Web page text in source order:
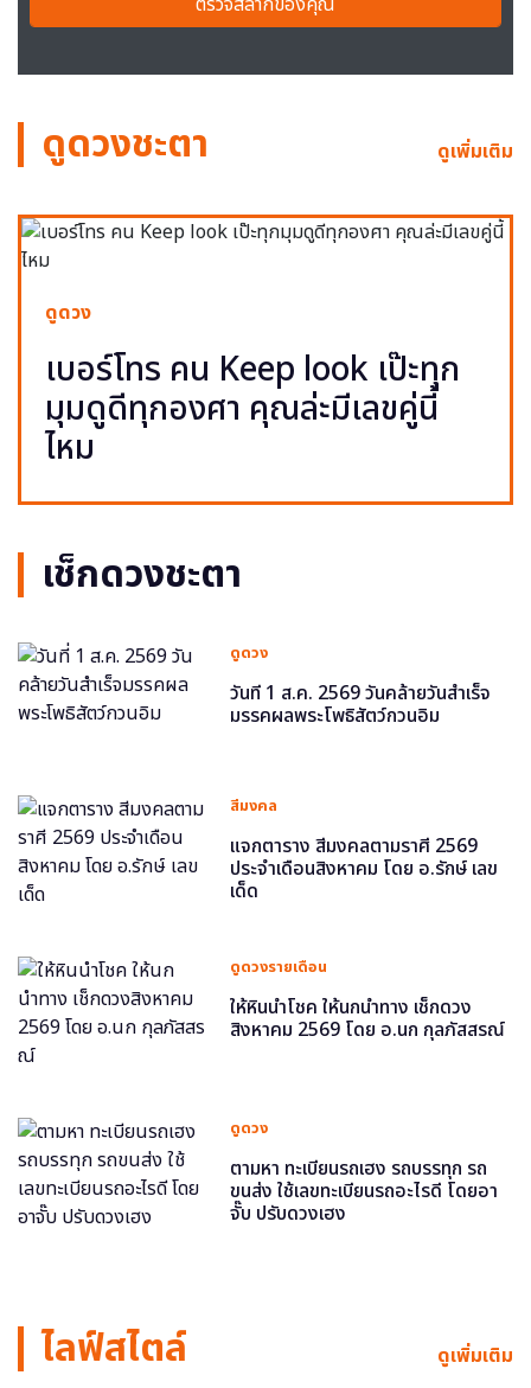
ดูดวงชะตา ดูเพิ่มเติม
ดูดวง
เบอร์โทร คน Keep look เป๊ะทุก
มุมดูดีทุกองศา คุณล่ะมีเลขคู่นี้
ไหม
เช็กดวงชะตา
ดูดวง
วันที่ 1 ส.ค. 2569 วันคล้ายวันสำเร็จ
มรรคผลพระโพธิสัตว์กวนอิม
สีมงคล
แจกตาราง สีมงคลตามราศี 2569
ประจำเดือนสิงหาคม โดย อ.รักษ์ เลข
เด็ด
ดูดวงรายเดือน
ให้หินนำโชค ให้นกนำทาง เช็กดวง
สิงหาคม 2569 โดย อ.นก กุลภัสสรณ์
ดูดวง
ตามหา ทะเบียนรถเฮง รถบรรทุก รถ
ขนส่ง ใช้เลขทะเบียนรถอะไรดี โดยอา
จั๊บ ปรับดวงเฮง
ไลฟ์สไตล์ ดูเพิ่มเติม